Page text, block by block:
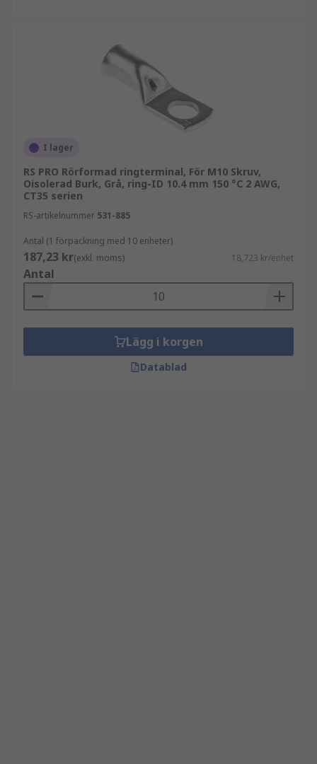
I lager
RS PRO Rörformad ringterminal, För M10 Skruv,
Oisolerad Burk, Grå, ring-ID 10.4 mm 150 °C 2 AWG,
CT35 serien
RS-artikelnummer 531-885
Antal (1 förpackning med 10 enheter)
187,23 kr(exkl. moms) 18,723 kr/enhet
Antal
Lägg i korgen
Datablad